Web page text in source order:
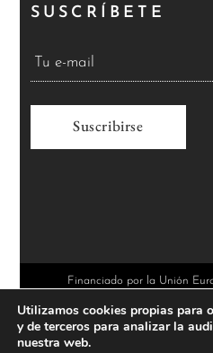
SUSCRÍBETE
n
a
Financiado por la Unión
Utilizamos cookies propias para
y de terceros para analizar la
nuestra web.